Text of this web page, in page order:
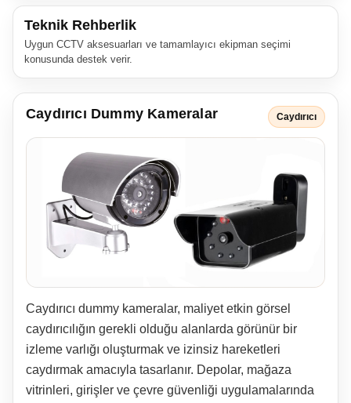
Teknik Rehberlik
Uygun CCTV aksesuarları ve tamamlayıcı ekipman seçimi
konusunda destek verir.
Caydırıcı Dummy Kameralar Caydırıcı
Caydırıcı dummy kameralar, maliyet etkin görsel
caydırıcılığın gerekli olduğu alanlarda görünür bir
izleme varlığı oluşturmak ve izinsiz hareketleri
caydırmak amacıyla tasarlanır. Depolar, mağaza
vitrinleri, girişler ve çevre güvenliği uygulamalarında